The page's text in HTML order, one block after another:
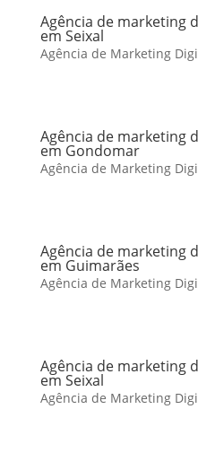
Agência de marketing
em Seixal
Agência de Marketing
Agência de marketing
em Gondomar
Agência de Marketing
Agência de marketing
em Guimarães
Agência de Marketing
Agência de marketing
em Seixal
Agência de Marketing